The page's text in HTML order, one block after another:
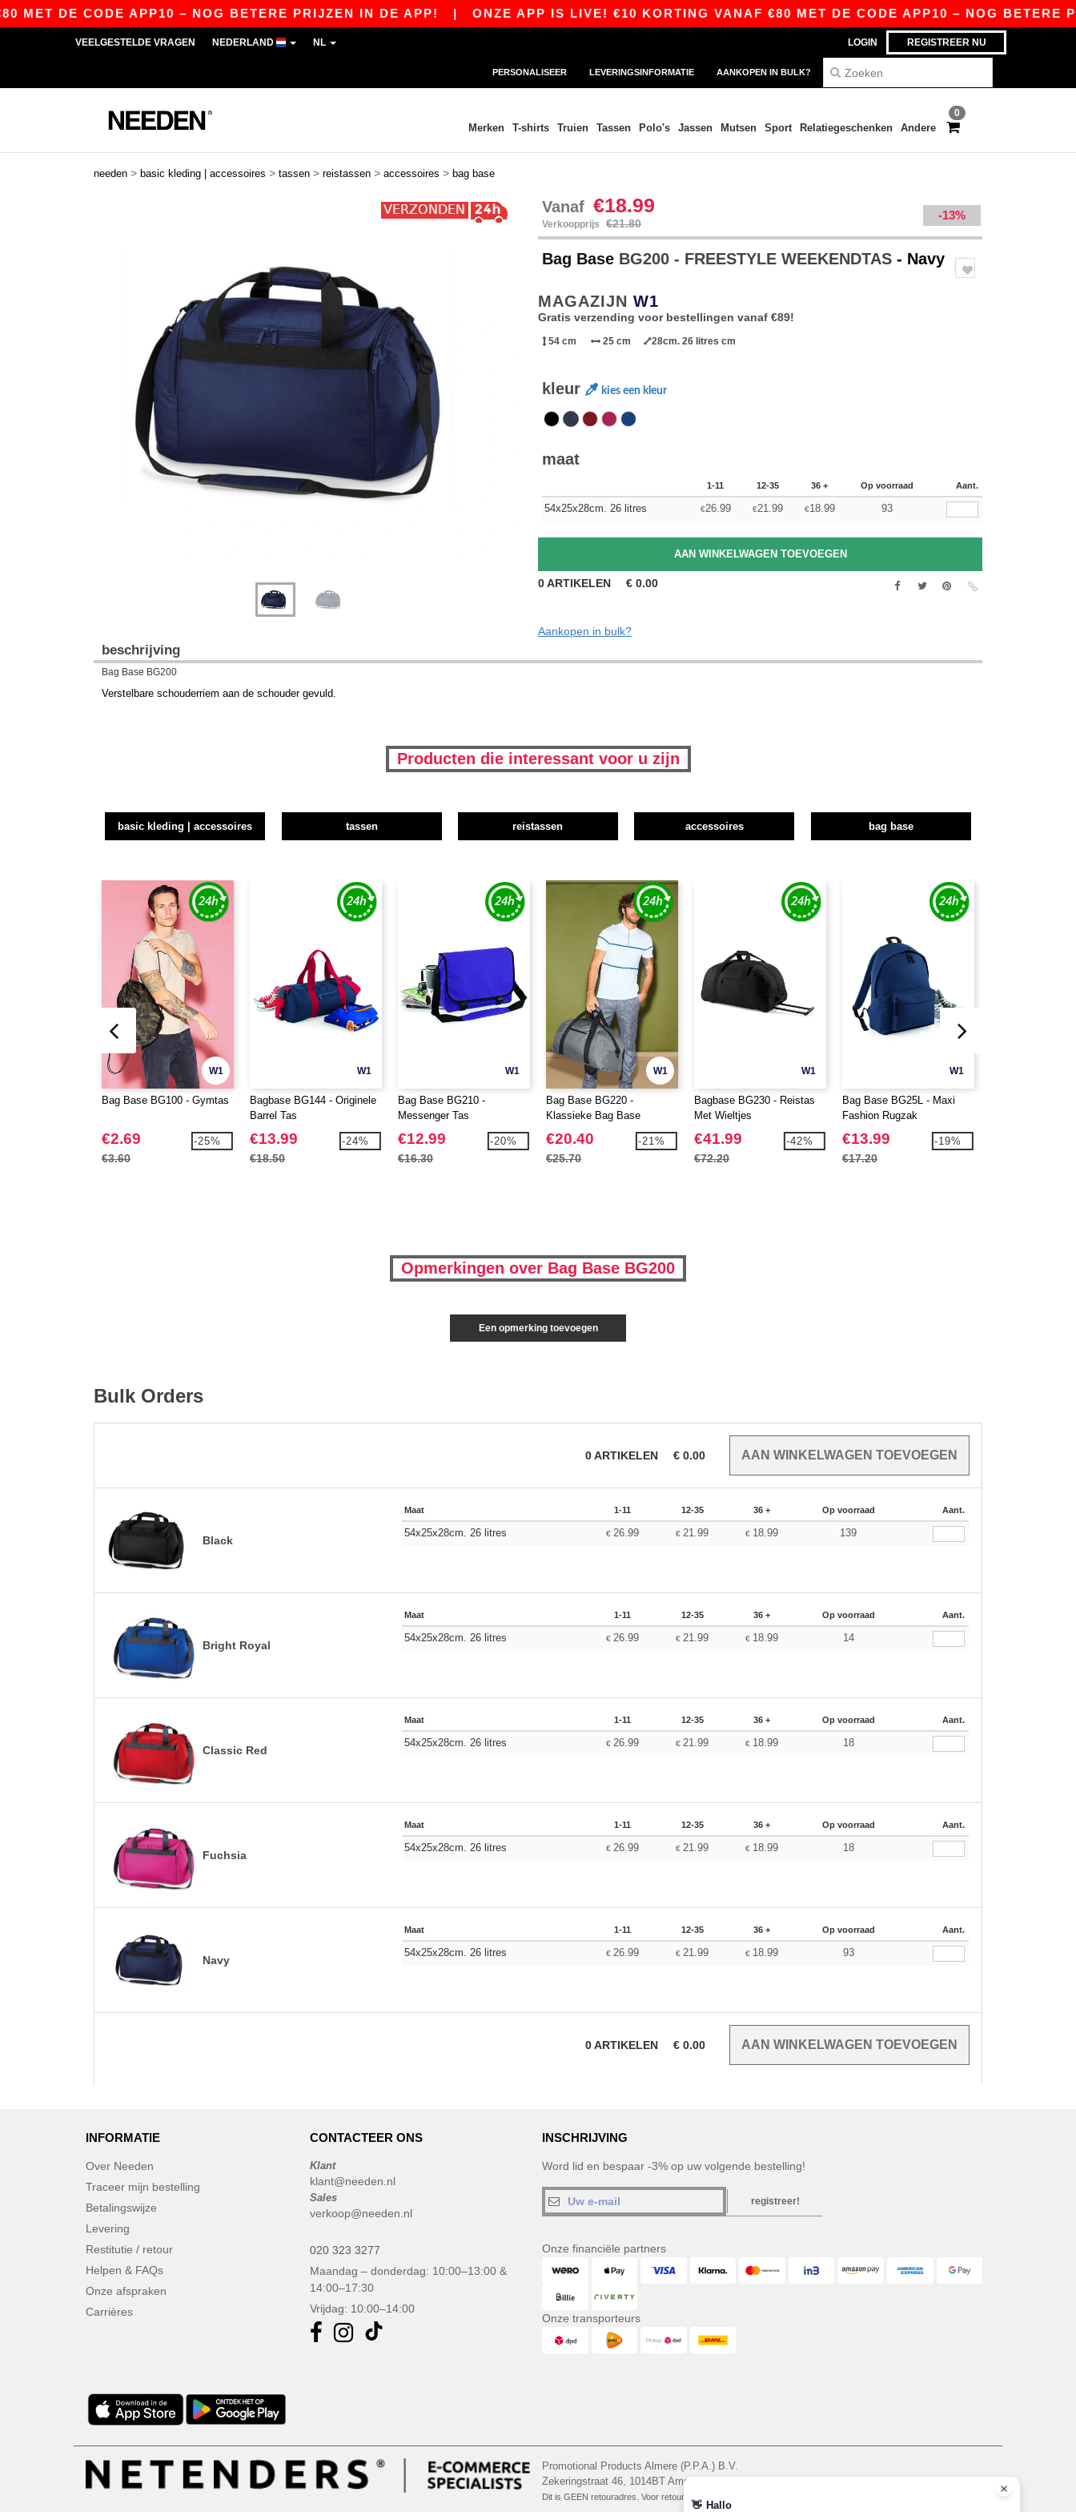
DE CODE APP10 – NOG BETERE PRIJZEN IN DE APP! | ONZE APP IS LIVE! €10 KORTING VANAF €80 MET DE CODE APP10 – NOG BETERE
LOGIN REGISTREER NU
VEELGESTELDE VRAGEN NEDERLAND NL
PERSONALISEER LEVERINGSINFORMATIE AANKOPEN IN BULK?
0
Merken T-shirts Truien Tassen Polo's Jassen Mutsen Sport Relatiegeschenken Andere
needen > basic kleding | accessoires > tassen > reistassen > accessoires > bag base
Previous
Vanaf €18.99
Verkoopprijs €21.80
-13%
Bag Base BG200 - FREESTYLE WEEKENDTAS - Navy
MAGAZIJN W1
Gratis verzending voor bestellingen vanaf €89!
54 cm 25 cm 28cm. 26 litres cm
kleur kies een kleur
maat
1-11 12-35 36 + Op voorraad Aant.
54x25x28cm. 26 litres €26.99 €21.99 €18.99 93
0ARTIKELEN € 0.00
Aankopen in bulk?
beschrijving
Bag Base BG200
Verstelbare schouderriem aan de schouder gevuld.
Producten die interessant voor u zijn
basic kleding | accessoires tassen reistassen accessoires bag base
W1
Bag Base BG100 - Gymtas
€2.69
€3.60
-25%
W1
Bagbase BG144 - Originele
Barrel Tas
€13.99
€18.50
-24%
W1
Bag Base BG210 -
Messenger Tas
€12.99
€16.30
-20%
W1
Bag Base BG220 -
Klassieke Bag Base
Reistas
€20.40
€25.70
-21%
W1
Bagbase BG230 - Reistas
Met Wieltjes
€41.99
€72.20
-42%
W1
Bag Base BG25L - Maxi
Fashion Rugzak
€13.99
€17.20
-19%
Opmerkingen over Bag Base BG200
Een opmerking toevoegen
Bulk Orders
0ARTIKELEN € 0.00
Black
Maat 1-11 12-35 36 + Op voorraad Aant.
54x25x28cm. 26 litres €26.99 €21.99 € 18.99 139
Bright Royal
Maat 1-11 12-35 36 + Op voorraad Aant.
54x25x28cm. 26 litres €26.99 €21.99 € 18.99 14
Classic Red
Maat 1-11 12-35 36 + Op voorraad Aant.
54x25x28cm. 26 litres €26.99 €21.99 € 18.99 18
Fuchsia
Maat 1-11 12-35 36 + Op voorraad Aant.
54x25x28cm. 26 litres €26.99 €21.99 € 18.99 18
Navy
Maat 1-11 12-35 36 + Op voorraad Aant.
54x25x28cm. 26 litres €26.99 €21.99 € 18.99 93
0ARTIKELEN € 0.00
INFORMATIE
Over Needen
Traceer mijn bestelling
Betalingswijze
Levering
Restitutie / retour
Helpen & FAQs
Onze afspraken
Carrières
CONTACTEER ONS
Klant
klant@needen.nl
Sales
verkoop@needen.nl
020 323 3277
Maandag – donderdag: 10:00–13:00 &
14:00–17:30
Vrijdag: 10:00–14:00
INSCHRIJVING
Word lid en bespaar -3% op uw volgende bestelling!
registreer!
Onze financiële partners
Onze transporteurs
Promotional Products Almere (P.P.A.) B.V.
Zekeringstraat 46, 1014BT Amsterdam - VAT NL 005596191B03 - KvK 39066321
Dit is GEEN retouradres. Voor retourzending, zie hier
👋 Hallo